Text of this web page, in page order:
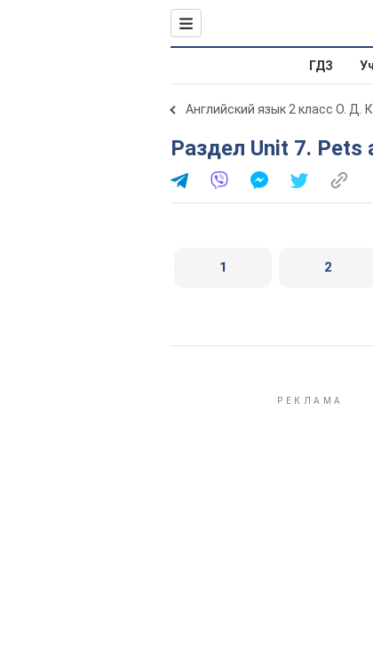
ГДЗ
Английский язык 2 класс О. Д.
Раздел Unit 7.
1 2